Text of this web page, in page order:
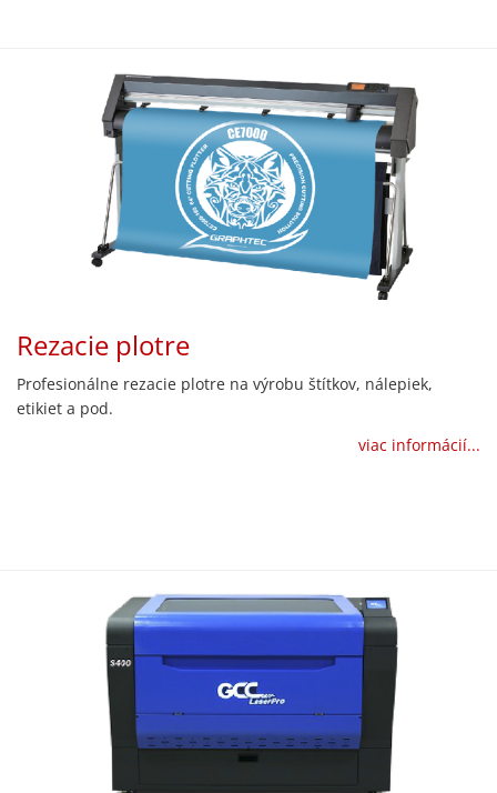
Rezacie plotre
Profesionálne rezacie plotre na výrobu štítkov, nálepiek,
etikiet a pod.
viac informácií...